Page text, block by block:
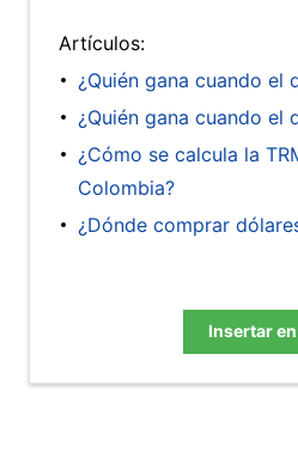
Artículos:
¿Quién gana cuando el
¿Quién gana cuando el
¿Cómo se calcula la
Colombia?
¿Dónde comprar
Insertar